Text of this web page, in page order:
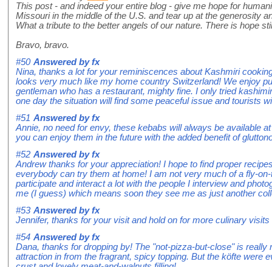
This post - and indeed your entire blog - give me hope for
Missouri in the middle of the U.S. and tear up at the generosity
What a tribute to the better angels of our nature. There is hope
Bravo, bravo.
#50 Answered byfx
Nina, thanks a lot for your reminiscences about Kashmiri
looks very much like my home country Switzerland! We enjoy
gentleman who has a restaurant, mighty fine. I only tried
one day the situation will find some peaceful issue and tourists
#51 Answered byfx
Annie, no need for envy, these kebabs will always be available
you can enjoy them in the future with the added benefit of
#52 Answered byfx
Andrew thanks for your appreciation! I hope to find proper
everybody can try them at home! I am not very much of a fly-
participate and interact a lot with the people I interview and
me (I guess) which means soon they see me as just another
#53 Answered byfx
Jennifer, thanks for your visit and hold on for more culinary
#54 Answered byfx
Dana, thanks for dropping by! The "not-pizza-but-close" is really
attraction in from the fragrant, spicy topping. But the köfte were